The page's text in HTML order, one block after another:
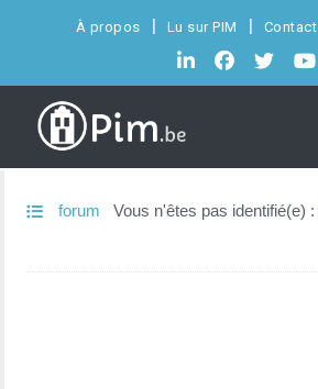
À propos Lu sur PIM Contact
forum Vous n'êtes pas identifié(e) :